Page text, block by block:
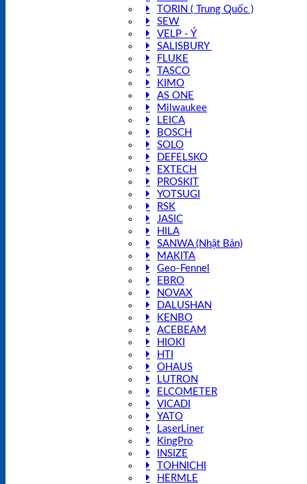
TORIN ( Trung Quốc )
SEW
VELP - Ý
SALISBURY
FLUKE
TASCO
KIMO
AS ONE
Milwaukee
LEICA
BOSCH
SOLO
DEFELSKO
EXTECH
PROSKIT
YOTSUGI
RSK
JASIC
HILA
SANWA (Nhật Bản)
MAKITA
Geo-Fennel
EBRO
NOVAX
DALUSHAN
KENBO
ACEBEAM
HIOKI
HTI
OHAUS
LUTRON
ELCOMETER
VICADI
YATO
LaserLiner
KingPro
INSIZE
TOHNICHI
HERMLE